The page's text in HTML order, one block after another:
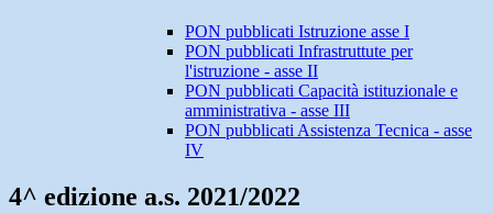
PON pubblicati Istruzione asse I
PON pubblicati Infrastruttute per
l'istruzione - asse II
PON pubblicati Capacità istituzionale e
amministrativa - asse III
PON pubblicati Assistenza Tecnica - asse
IV
4^ edizione a.s. 2021/2022